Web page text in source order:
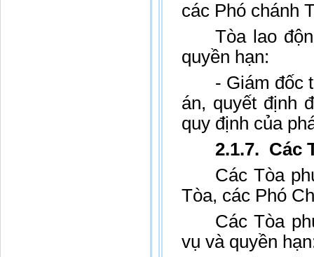
các Phó chánh
Tòa lao
quyền hạn:
- Giám đốc
án, quyết định
quy định của
2.1.7. Các
Các Tòa
Tòa, các Phó
Các Tòa
vụ và quyền